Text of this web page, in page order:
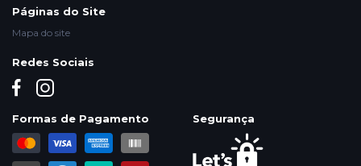
Páginas do Site
Mapa do site
Redes Sociais
Formas de Pagamento Segurança